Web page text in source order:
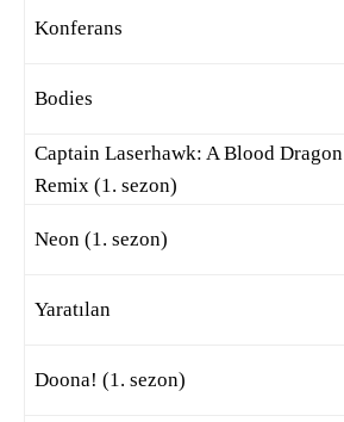
Konferans
Bodies
Captain Laserhawk: A Blood Dragon
Remix (1. sezon)
Neon (1. sezon)
Yaratılan
Doona! (1. sezon)